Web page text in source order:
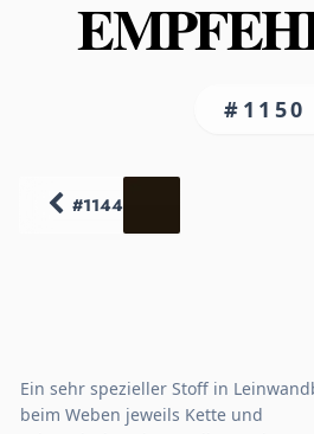
#1150
#1144
Ein sehr spezieller Stoff in
beim Weben jeweils Kette und